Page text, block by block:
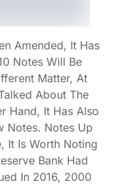
Amended, It Has
Notes Will Be
Matter, At
About The
Hand, It Has Also
Notes. Notes Up
It Is Worth Noting
Bank Had
In 2016, 2000